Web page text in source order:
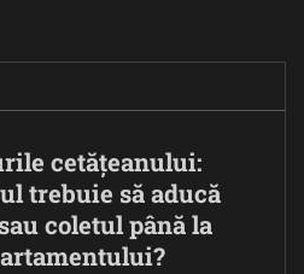
cetățeanului:
trebuie să aducă
coletul până la